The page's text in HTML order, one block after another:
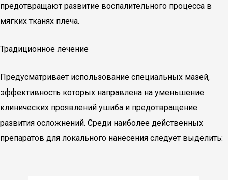
предотвращают развитие воспалительного процесса в
мягких тканях плеча.
Традиционное лечение
Предусматривает использование специальных мазей,
эффективность которых направлена на уменьшение
клинических проявлений ушиба и предотвращение
развития осложнений. Среди наиболее действенных
препаратов для локального нанесения следует выделить: